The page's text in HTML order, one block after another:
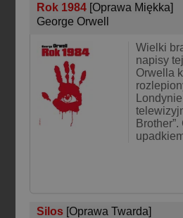
Rok 1984 [Oprawa Miękka]
George Orwell
Wielki
napisy
Orwella
Silos [Oprawa Twarda]